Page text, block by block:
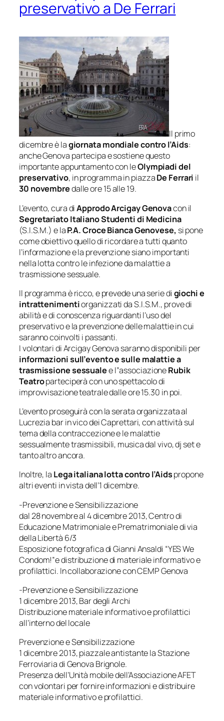
preservativo a De Ferrari
Il primo
dicembre è lagiornata mondiale contro l’Aids:
anche Genova partecipa e sostiene questo
importante appuntamento con leOlympiadi del
preservativo, in programma in piazzaDe Ferrari il
30 novembredalle ore 15 alle 19.
L’evento, cura diApprodo Arcigay Genovacon il
Segretariato Italiano Studenti di Medicina
(S.I.S.M.) e laP.A. Croce Bianca Genovese, si pone
come obiettivo quello di ricordare a tutti quanto
l’informazione e la prevenzione siano importanti
nella lotta contro le infezione da malattie a
trasmissione sessuale.
Il programma è ricco, e prevede una serie digiochi e
intrattenimentiorganizzati da S.I.S.M., prove di
abilità e di conoscenza riguardanti l’uso del
preservativo e la prevenzione delle malattie in cui
saranno coinvolti i passanti.
I volontari di Arcigay Genova saranno disponibili per
informazioni sull’evento e sulle malattie a
trasmissione sessualee l”associazioneRubik
Teatroparteciperà con uno spettacolo di
improvvisazione teatrale dalle ore 15.30 in poi.
L’evento proseguirà con la serata organizzata al
Lucrezia bar in vico dei Caprettari, con attività sul
tema della contraccezione e le malattie
sessualmente trasmissibili, musica dal vivo, dj set e
tanto altro ancora.
Inoltre, la Lega italiana lotta contro l’Aidspropone
altri eventi in vista dell’1 dicembre.
-Prevenzione e Sensibilizzazione
dal 28 novembre al 4 dicembre 2013, Centro di
Educazione Matrimoniale e Prematrimoniale di via
della Libertà 6/3
Esposizione fotografica di Gianni Ansaldi “YES We
Condom!”e distribuzione di materiale informativo e
profilattici. In collaborazione con CEMP Genova
-Prevenzione e Sensibilizzazione
1 dicembre 2013, Bar degli Archi
Distribuzione materiale informativo e profilattici
all’interno del locale
Prevenzione e Sensibilizzazione
1 dicembre 2013, piazzale antistante la Stazione
Ferroviaria di Genova Brignole.
Presenza dell’Unità mobile dell’Associazione AFET
con volontari per fornire informazioni e distribuire
materiale informativo e profilattici.